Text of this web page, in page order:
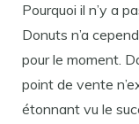
Pourquoi il n’y a
Donuts n’a
pour le moment.
point de vente
étonnant vu le